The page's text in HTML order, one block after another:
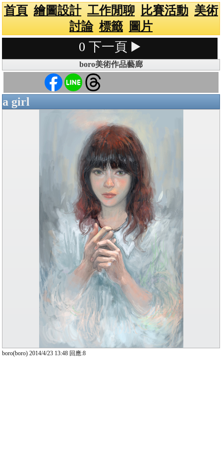
首頁 繪圖設計 工作閒聊 比賽活動 美術
討論 標籤 圖片
0 下一頁 ▶️
boro美術作品藝廊
a girl
boro(boro) 2014/4/23 13:48 回應:8